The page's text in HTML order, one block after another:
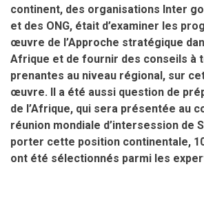
continent, des organisations Inter
et des ONG, était d’examiner les
œuvre de l’Approche stratégique
Afrique et de fournir des conseils à
prenantes au niveau régional, sur
œuvre. Il a été aussi question de
de l’Afrique, qui sera présentée au
réunion mondiale d’intersession de
porter cette position continentale,
ont été sélectionnés parmi les